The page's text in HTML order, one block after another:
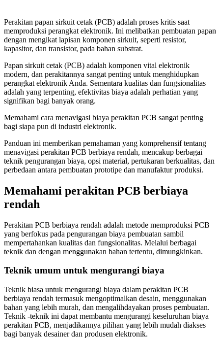
Perakitan papan sirkuit cetak (PCB) adalah proses kritis saat
memproduksi perangkat elektronik. Ini melibatkan pembuatan papan
dengan mengikat lapisan komponen sirkuit, seperti resistor,
kapasitor, dan transistor, pada bahan substrat.
Papan sirkuit cetak (PCB) adalah komponen vital elektronik
modern, dan perakitannya sangat penting untuk menghidupkan
perangkat elektronik Anda. Sementara kualitas dan fungsionalitas
adalah yang terpenting, efektivitas biaya adalah perhatian yang
signifikan bagi banyak orang.
Memahami cara menavigasi biaya perakitan PCB sangat penting
bagi siapa pun di industri elektronik.
Panduan ini memberikan pemahaman yang komprehensif tentang
menavigasi perakitan PCB berbiaya rendah, mencakup berbagai
teknik pengurangan biaya, opsi material, pertukaran berkualitas, dan
perbedaan antara pembuatan prototipe dan manufaktur produksi.
Memahami perakitan PCB berbiaya
rendah
Perakitan PCB berbiaya rendah adalah metode memproduksi PCB
yang berfokus pada pengurangan biaya pembuatan sambil
mempertahankan kualitas dan fungsionalitas. Melalui berbagai
teknik dan dengan menggunakan bahan tertentu, dimungkinkan.
Teknik umum untuk mengurangi biaya
Teknik biasa untuk mengurangi biaya dalam perakitan PCB
berbiaya rendah termasuk mengoptimalkan desain, menggunakan
bahan yang lebih murah, dan mengalihdayakan proses pembuatan.
Teknik -teknik ini dapat membantu mengurangi keseluruhan biaya
perakitan PCB, menjadikannya pilihan yang lebih mudah diakses
bagi banyak desainer dan produsen elektronik.